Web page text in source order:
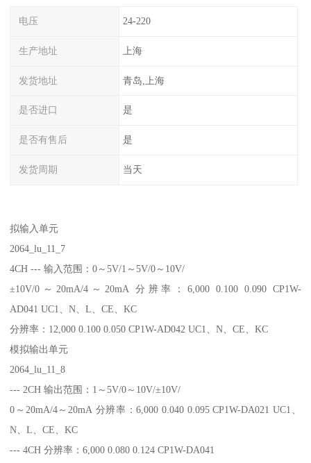
电压 24-220
生产地址 上海
发货地址 青岛,上海
是否进口 是
是否有售后 是
发货周期 当天
拟输入单元
2064_lu_11_7
4CH --- 输入范围：0～5V/1～5V/0～10V/
±10V/0～20mA/4～20mA 分辨率：6,000 0.100 0.090 CP1W-
AD041 UC1、N、L、CE、KC
分辨率：12,000 0.100 0.050 CP1W-AD042 UC1、N、CE、KC
模拟输出单元
2064_lu_11_8
--- 2CH 输出范围：1～5V/0～10V/±10V/
0～20mA/4～20mA 分辨率：6,000 0.040 0.095 CP1W-DA021 UC1、
N、L、CE、KC
--- 4CH 分辨率：6,000 0.080 0.124 CP1W-DA041